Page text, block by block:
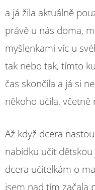
a já žila aktuálně
právě u nás doma,
myšlenkami víc u
tak nebo tak, tímto
čas skončila a já si
někoho učila, včetně
Až když dcera
nabídku učit
dcera učitelkám o
jsem nad tím začala